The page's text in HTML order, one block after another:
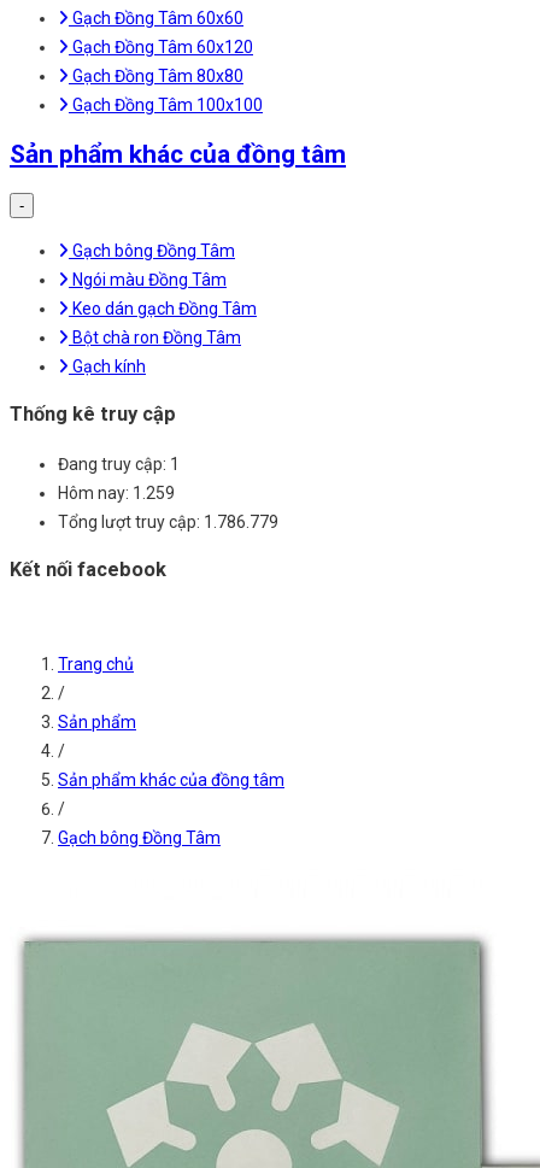
Gạch Đồng Tâm 60x60
Gạch Đồng Tâm 60x120
Gạch Đồng Tâm 80x80
Gạch Đồng Tâm 100x100
Sản phẩm khác của đồng tâm
-
Gạch bông Đồng Tâm
Ngói màu Đồng Tâm
Keo dán gạch Đồng Tâm
Bột chà ron Đồng Tâm
Gạch kính
Thống kê truy cập
Đang truy cập: 1
Hôm nay: 1.259
Tổng lượt truy cập: 1.786.779
Kết nối facebook
Trang chủ
/
Sản phẩm
/
Sản phẩm khác của đồng tâm
/
Gạch bông Đồng Tâm